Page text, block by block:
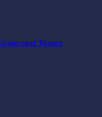
en el Torneo